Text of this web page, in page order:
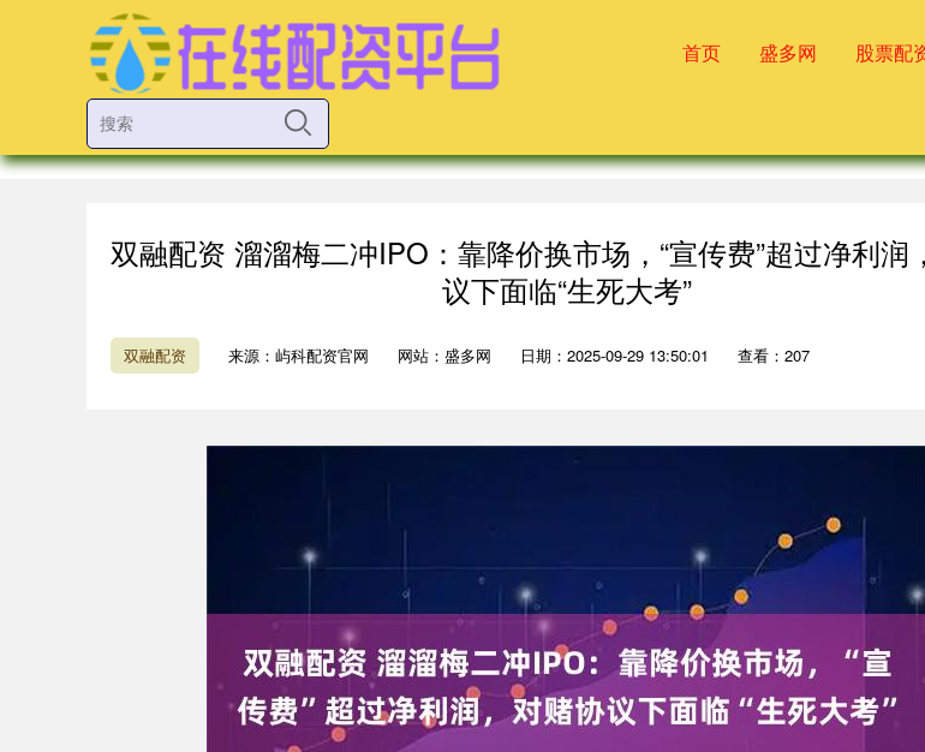
首页 盛多网 股票配
双融配资 溜溜梅二冲IPO：靠降价换市场，“宣传费”超过净利润
议下面临“生死大考”
双融配资 来源：屿科配资官网 网站：盛多网 日期：2025-09-29 13:50:01 查看：207